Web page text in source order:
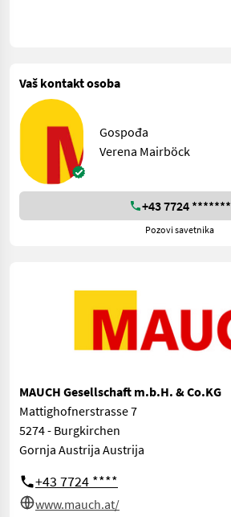
Vaš kontakt osoba
Gospođa
Verena Mairböck
+43 7724 *******
Pozovi savetnika
MAUCH Gesellschaft m.b.H. & Co.KG
Mattighofnerstrasse 7
5274 - Burgkirchen
Gornja Austrija Austrija
+43 7724 ****
www.mauch.at/